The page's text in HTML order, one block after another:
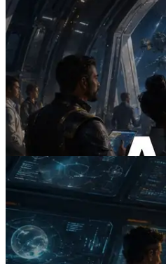
2026.07.04
ERPC x402 destekli
yayınladı — AI
duydukları API'ler
yaptığı dönem
Bu makaleyi oku